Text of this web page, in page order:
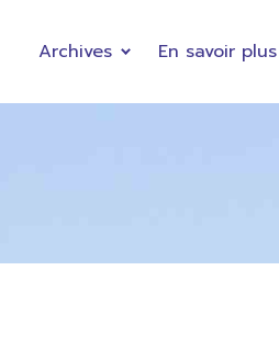
Archives En savoir plus